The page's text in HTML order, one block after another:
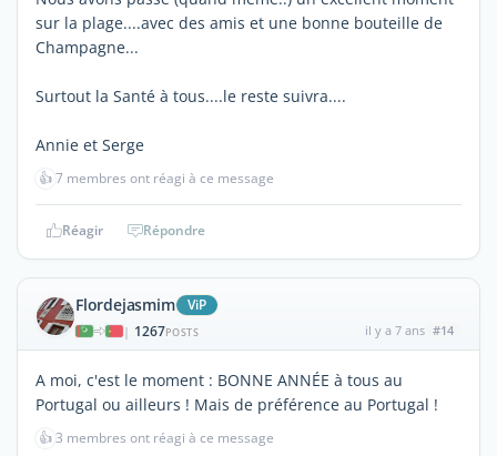
sur la plage....avec des amis et une bonne bouteille de
Champagne...
Surtout la Santé à tous....le reste suivra....
Annie et Serge
👍7 membres ont réagi à ce message
Réagir Répondre
Flordejasmim ViP
| 1267POSTS il y a 7 ans #14
A moi, c'est le moment : BONNE ANNÉE à tous au
Portugal ou ailleurs ! Mais de préférence au Portugal !
👍3 membres ont réagi à ce message